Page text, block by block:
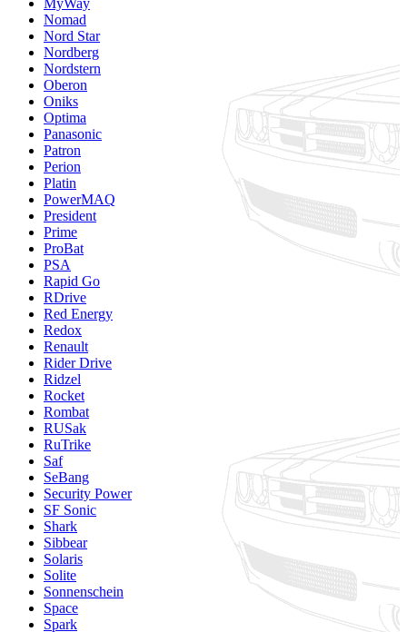
MyWay
Nomad
Nord Star
Nordberg
Nordstern
Oberon
Oniks
Optima
Panasonic
Patron
Perion
Platin
PowerMAQ
President
Prime
ProBat
PSA
Rapid Go
RDrive
Red Energy
Redox
Renault
Rider Drive
Ridzel
Rocket
Rombat
RUSak
RuTrike
Saf
SeBang
Security Power
SF Sonic
Shark
Sibbear
Solaris
Solite
Sonnenschein
Space
Spark